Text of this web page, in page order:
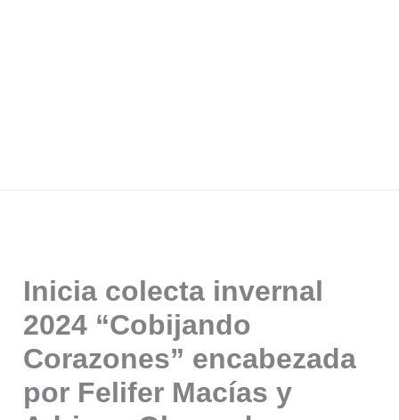
Inicia colecta invernal
2024 “Cobijando
Corazones” encabezada
por Felifer Macías y